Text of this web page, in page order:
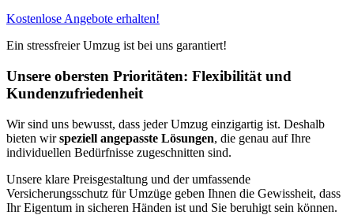
Kostenlose Angebote erhalten!
Ein stressfreier Umzug ist bei uns garantiert!
Unsere obersten Prioritäten: Flexibilität und
Kundenzufriedenheit
Wir sind uns bewusst, dass jeder Umzug einzigartig ist. Deshalb
bieten wirspeziell angepasste Lösungen, die genau auf Ihre
individuellen Bedürfnisse zugeschnitten sind.
Unsere klare Preisgestaltung und der umfassende
Versicherungsschutz für Umzüge geben Ihnen die Gewissheit, dass
Ihr Eigentum in sicheren Händen ist und Sie beruhigt sein können.